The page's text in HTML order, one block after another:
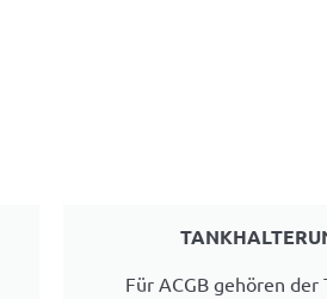
Für ACGB gehören der